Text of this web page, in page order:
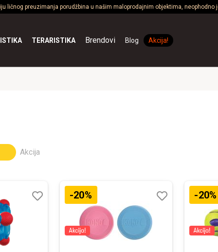
ličnog preuzimanja porudžbina u našim maloprodajnim objektima,
TERARISTIKA Brendovi Blog Akcija!
Akcija
Lista
-20%
Lista
-20%